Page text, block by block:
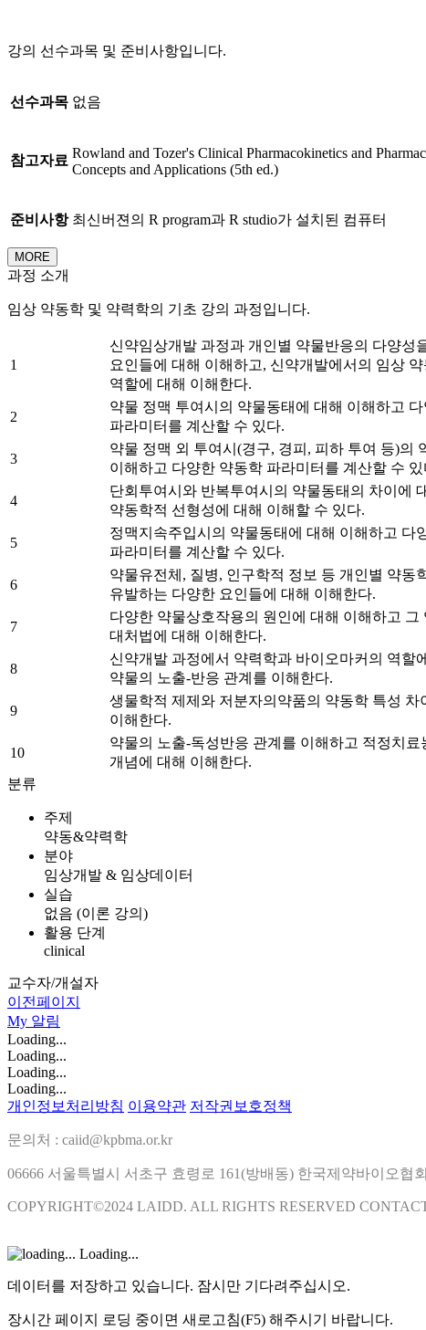
강의 선수과목 및 준비사항입니다.
선수과목 없음
참고자료 Rowland and Tozer's Clinical Pharmacokinetics and
Concepts and Applications (5th ed.)
준비사항 최신버젼의 R program과 R studio가 설치된 컴퓨터
MORE
과정 소개
임상 약동학 및 약력학의 기초 강의 과정입니다.
1
신약임상개발 과정과 개인별 약물반응의 다양성
요인들에 대해 이해하고, 신약개발에서의 임상 약
역할에 대해 이해한다.
2
약물 정맥 투여시의 약물동태에 대해 이해하고
파라미터를 계산할 수 있다.
3
약물 정맥 외 투여시(경구, 경피, 피하 투여 등)의
이해하고 다양한 약동학 파라미터를 계산할 수 있
4
단회투여시와 반복투여시의 약물동태의 차이에
약동학적 선형성에 대해 이해할 수 있다.
5
정맥지속주입시의 약물동태에 대해 이해하고 다
파라미터를 계산할 수 있다.
6
약물유전체, 질병, 인구학적 정보 등 개인별 약동
유발하는 다양한 요인들에 대해 이해한다.
7
다양한 약물상호작용의 원인에 대해 이해하고 그
대처법에 대해 이해한다.
8
신약개발 과정에서 약력학과 바이오마커의 역할
약물의 노출-반응 관계를 이해한다.
9
생물학적 제제와 저분자의약품의 약동학 특성 차
이해한다.
10
약물의 노출-독성반응 관계를 이해하고 적정치료
개념에 대해 이해한다.
분류
주제
약동&약력학
분야
임상개발 & 임상데이터
실습
없음 (이론 강의)
활용 단계
clinical
교수자/개설자
이전페이지
My 알림
Loading...
Loading...
Loading...
Loading...
개인정보처리방침 이용약관 저작권보호정책
문의처 : caiid@kpbma.or.kr
06666 서울특별시 서초구 효령로 161(방배동) 한국제약바이오협
COPYRIGHT©2024 LAIDD. ALL RIGHTS RESERVED
Loading...
데이터를 저장하고 있습니다. 잠시만 기다려주십시오.
장시간 페이지 로딩 중이면 새로고침(F5) 해주시기 바랍니다.